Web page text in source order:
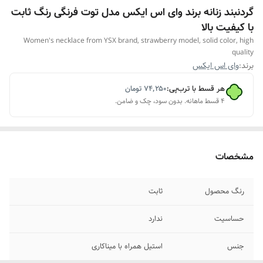
گردنبند زنانه برند وای اس ایکس مدل توت فرنگی رنگ ثابت
با کیفیت بالا
Women's necklace from YSX brand, strawberry model, solid color, high
quality
برند:وای اس ایکس
هر قسط با ترب‌پی:۷۴٬۲۵۰تومان
۴ قسط ماهانه. بدون سود، چک و ضامن.
مشخصات
رنگ محصول ثابت
حساسیت ندارد
جنس استیل همراه با میناکاری